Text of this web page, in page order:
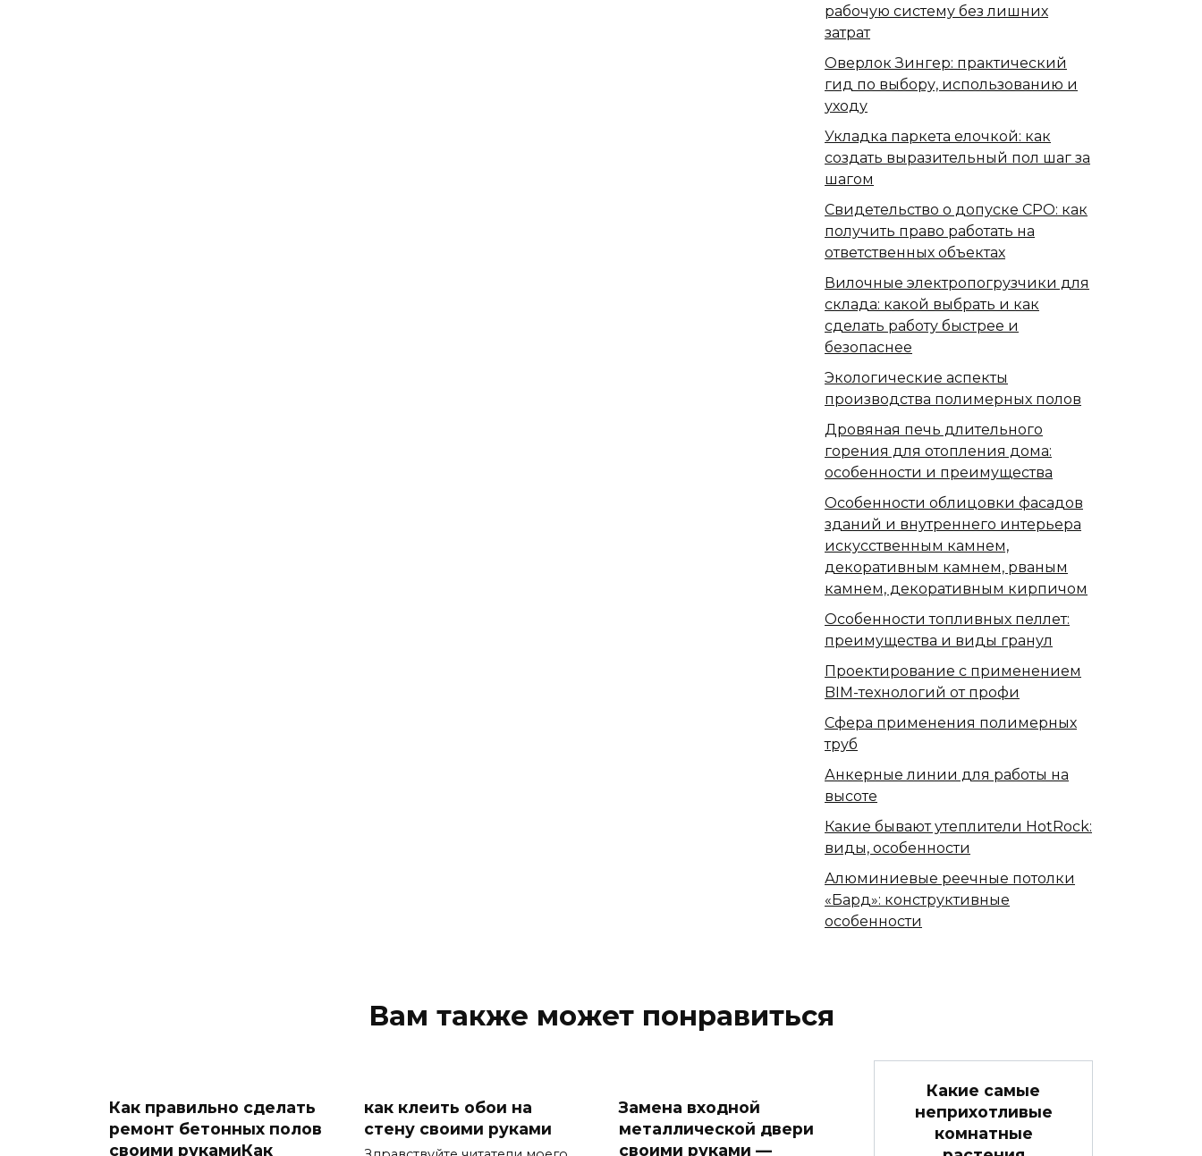
рабочую систему без лишних
затрат
Оверлок Зингер: практический
гид по выбору, использованию и
уходу
Укладка паркета елочкой: как
создать выразительный пол шаг за
шагом
Свидетельство о допуске СРО: как
получить право работать на
ответственных объектах
Вилочные электропогрузчики для
склада: какой выбрать и как
сделать работу быстрее и
безопаснее
Экологические аспекты
производства полимерных полов
Дровяная печь длительного
горения для отопления дома:
особенности и преимущества
Особенности облицовки фасадов
зданий и внутреннего интерьера
искусственным камнем,
декоративным камнем, рваным
камнем, декоративным кирпичом
Особенности топливных пеллет:
преимущества и виды гранул
Проектирование с применением
BIM-технологий от профи
Сфера применения полимерных
труб
Анкерные линии для работы на
высоте
Какие бывают утеплители HotRock:
виды, особенности
Алюминиевые реечные потолки
«Бард»: конструктивные
особенности
Вам также может понравиться
Как правильно сделать
ремонт бетонных полов
своими рукамиКак
как клеить обои на
стену своими руками
Замена входной
металлической двери
своими руками —
Какие самые
неприхотливые
комнатные